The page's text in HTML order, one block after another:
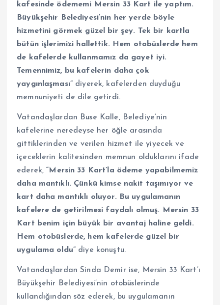
kafesinde ödememi Mersin 33 Kart ile yaptım.
Büyükşehir Belediyesi’nin her yerde böyle
hizmetini görmek güzel bir şey. Tek bir kartla
bütün işlerimizi hallettik. Hem otobüslerde hem
de kafelerde kullanmamız da gayet iyi.
Temennimiz, bu kafelerin daha çok
yaygınlaşması” diyerek, kafelerden duyduğu
memnuniyeti de dile getirdi.
Vatandaşlardan Buse Kalle, Belediye’nin
kafelerine neredeyse her öğle arasında
gittiklerinden ve verilen hizmet ile yiyecek ve
içeceklerin kalitesinden memnun olduklarını ifade
ederek,“Mersin 33 Kart’la ödeme yapabilmemiz
daha mantıklı. Çünkü kimse nakit taşımıyor ve
kart daha mantıklı oluyor. Bu uygulamanın
kafelere de getirilmesi faydalı olmuş. Mersin 33
Kart benim için büyük bir avantaj haline geldi.
Hem otobüslerde, hem kafelerde güzel bir
uygulama oldu” diye konuştu.
Vatandaşlardan Sinda Demir ise, Mersin 33 Kart’ı
Büyükşehir Belediyesi’nin otobüslerinde
kullandığından söz ederek, bu uygulamanın